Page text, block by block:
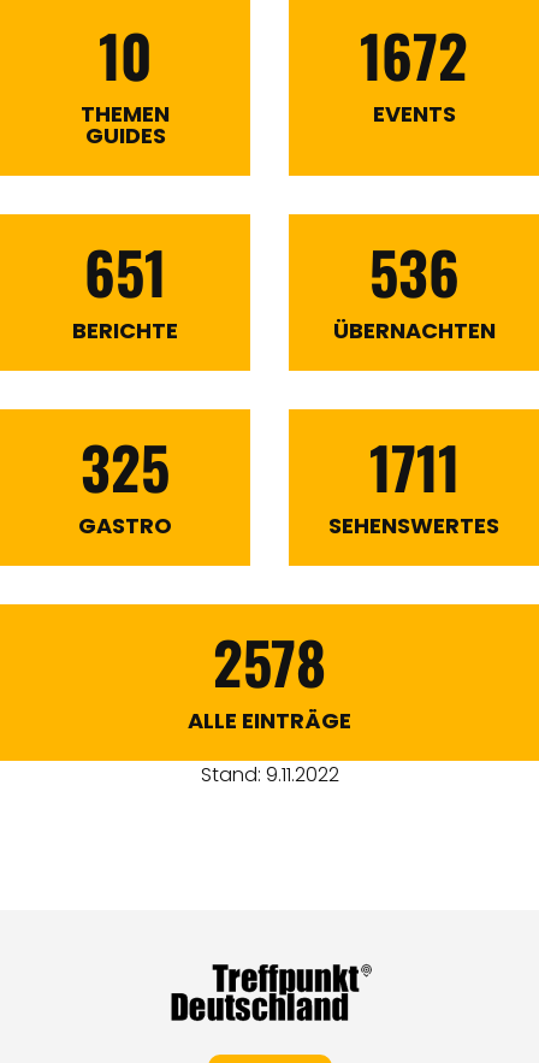
10
THEMEN
GUIDES
1672
EVENTS
651
BERICHTE
536
ÜBERNACHTEN
325
GASTRO
1711
SEHENSWERTES
2578
ALLE EINTRÄGE
Stand: 9.11.2022